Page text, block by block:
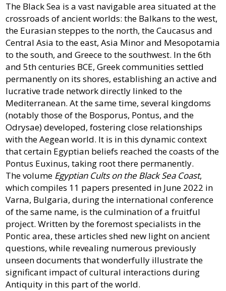
The Black Sea is a vast navigable area situated at the
crossroads of ancient worlds: the Balkans to the west,
the Eurasian steppes to the north, the Caucasus and
Central Asia to the east, Asia Minor and Mesopotamia
to the south, and Greece to the southwest. In the 6th
and 5th centuries BCE, Greek communities settled
permanently on its shores, establishing an active and
lucrative trade network directly linked to the
Mediterranean. At the same time, several kingdoms
(notably those of the Bosporus, Pontus, and the
Odrysae) developed, fostering close relationships
with the Aegean world. It is in this dynamic context
that certain Egyptian beliefs reached the coasts of the
Pontus Euxinus, taking root there permanently.
The volume Egyptian Cults on the Black Sea Coast,
which compiles 11 papers presented in June 2022 in
Varna, Bulgaria, during the international conference
of the same name, is the culmination of a fruitful
project. Written by the foremost specialists in the
Pontic area, these articles shed new light on ancient
questions, while revealing numerous previously
unseen documents that wonderfully illustrate the
significant impact of cultural interactions during
Antiquity in this part of the world.